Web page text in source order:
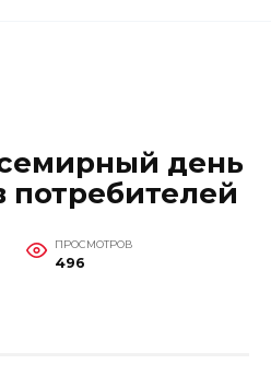
день
ПРОСМОТРОВ
496